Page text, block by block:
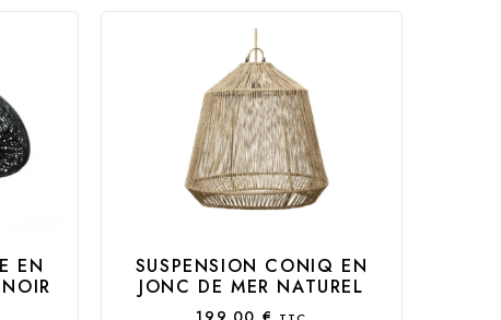
EN
SUSPENSION CONIQ EN
JONC DE MER NATUREL